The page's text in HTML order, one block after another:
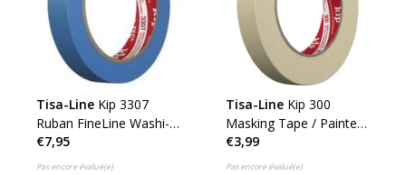
Tisa-Line Kip 3307
Ruban FineLine Washi-
Tec pour l'extérieur
(cliquez pour les tailles)
€7,95
Pas encore évalué(e)
Tisa-Line Kip 300
Masking Tape / Painter's
Tape (cliquez ici pour la
taille)
€3,99
Pas encore évalué(e)